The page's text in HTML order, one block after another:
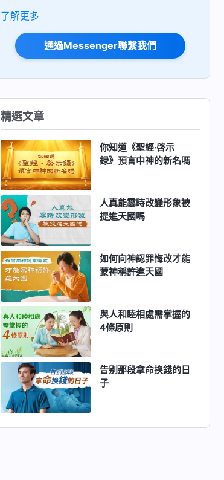
了解更多
通過Messenger聯繫我們
精選文章
你知道《聖經·啓示
録》預言中神的新名嗎
人真能霎時改變形象被
提進天國嗎
如何向神認罪悔改才能
蒙神稱許進天國
與人和睦相處需掌握的
4條原則
告别那段拿命换錢的日
子